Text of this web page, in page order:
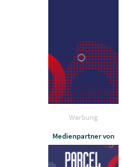
Werbung
Medienpartner von